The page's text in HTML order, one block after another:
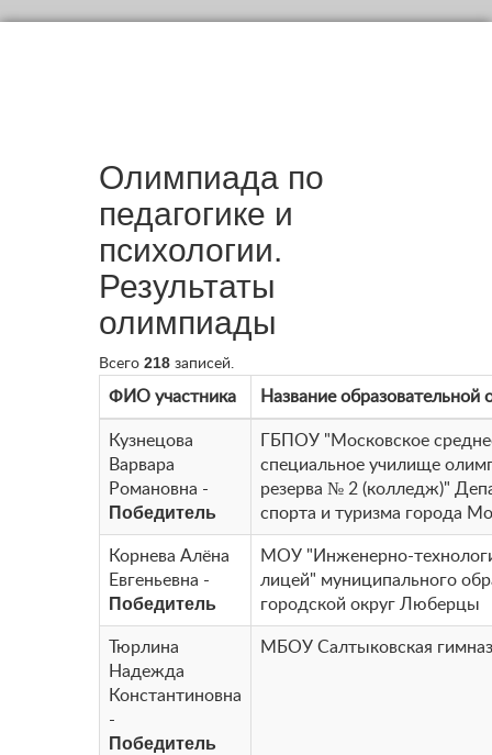
Олимпиада по
педагогике и
психологии.
Результаты
олимпиады
Всего 218 записей.
ФИО участника Название образовательной
Кузнецова
Варвара
Романовна -
Победитель
ГБПОУ "Московское
специальное училище
резерва № 2 (колледж)"
спорта и туризма города
Корнева Алёна
Евгеньевна -
Победитель
МОУ "Инженерно-
лицей" муниципального
городской округ Люберцы
Тюрлина
Надежда
Константиновна
-
Победитель
МБОУ Салтыковская